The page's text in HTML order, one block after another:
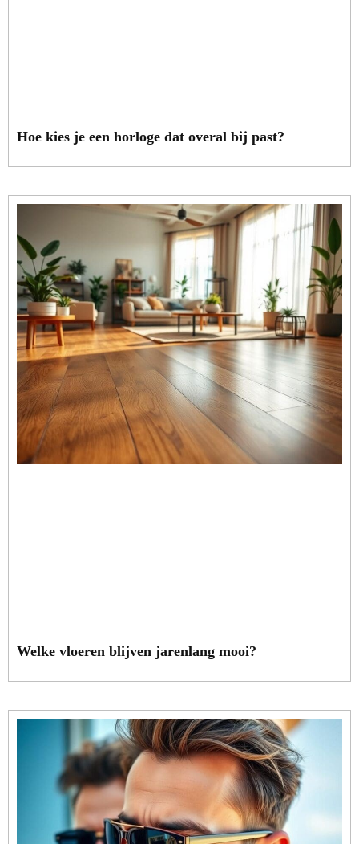
Hoe kies je een horloge dat overal bij past?
Welke vloeren blijven jarenlang mooi?